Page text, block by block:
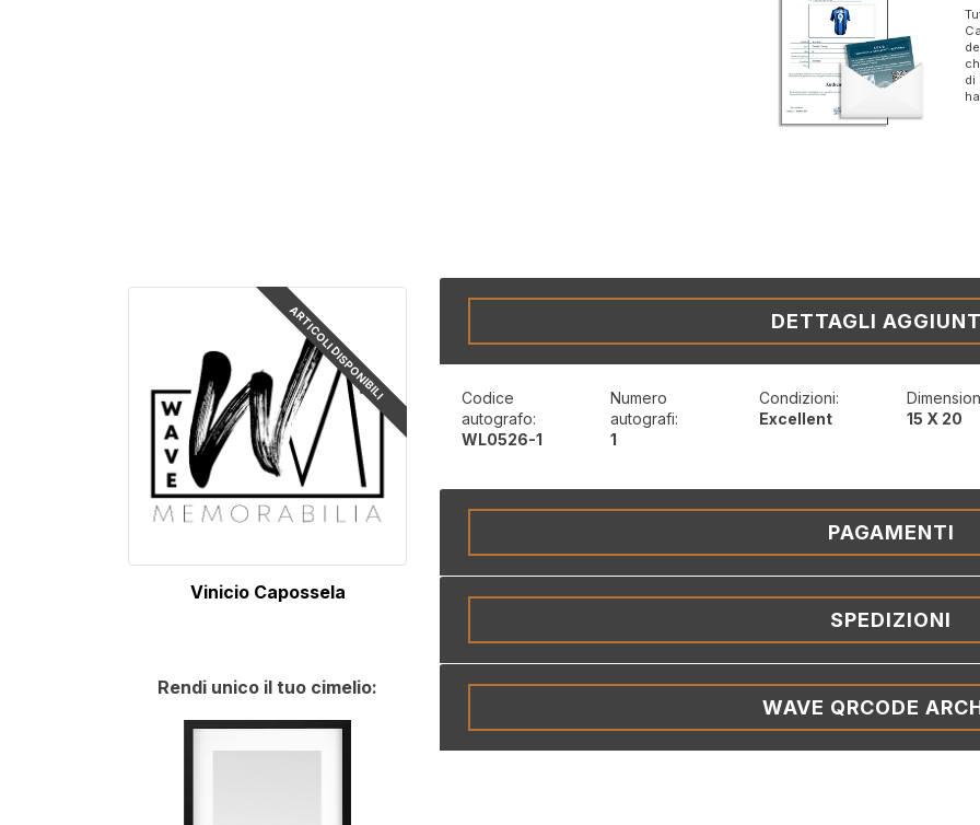
di
ARTICOLI DISPONIBILI
Vinicio Capossela
Rendi unico il tuo cimelio:
DETTAGLI
Codice
autografo:
WL0526-1
Numero
autografi:
1
Condizioni:
Excellent
15 X 20
PAGAMENTI
SPEDIZIONI
WAVE QRCODE